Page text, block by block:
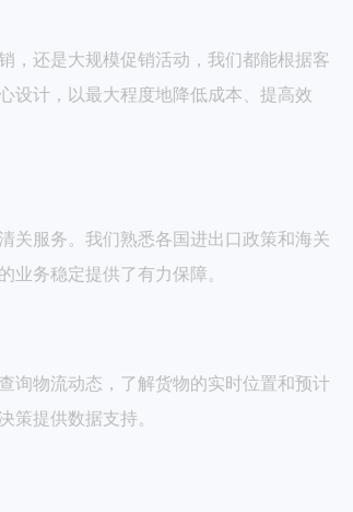
，还是大规模促销活动，我们都能根据客
设计，以最大程度地降低成本、提高效
关服务。我们熟悉各国进出口政策和海关
务稳定提供了有力保障。
询物流动态，了解货物的实时位置和预计
提供数据支持。